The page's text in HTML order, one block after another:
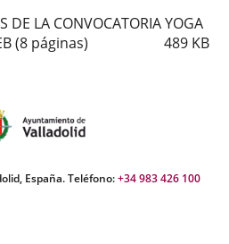
DE LA CONVOCATORIA YOGA
489 KB
(8 páginas)
España. Teléfono:+34 983 426 100